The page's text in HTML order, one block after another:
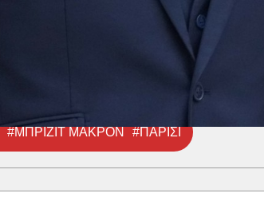
#ΜΠΡΙΖΙΤ ΜΑΚΡΟΝ #ΠΑΡΙΣΙ